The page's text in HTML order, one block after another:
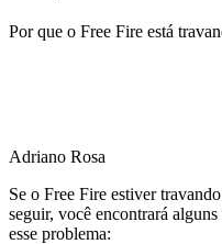
Por que o Free Fire está
Adriano Rosa
Se o Free Fire estiver
seguir, você encontrará
esse problema: